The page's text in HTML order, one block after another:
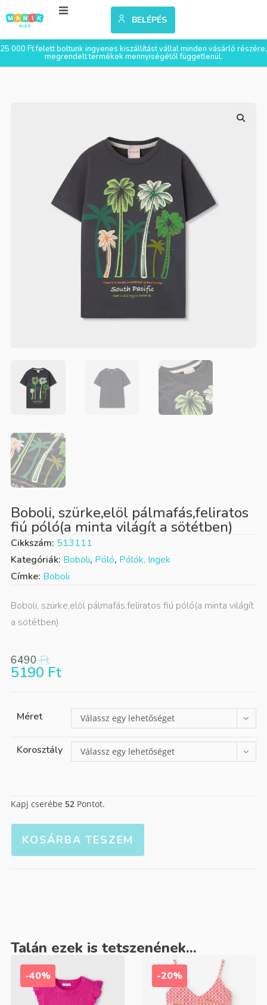
BELÉPÉS
25 000 Ft felett boltunk ingyenes kiszállítást vállal minden vásárló részére,
megrendelt termékek mennyiségétől függetlenül.
Boboli, szürke,elöl pálmafás,feliratos
fiú póló(a minta világít a sötétben)
Cikkszám: 513111
Kategóriák: Boboli, Póló, Pólók, Ingek
Címke: Boboli
Boboli, szürke,elöl pálmafás,feliratos fiú póló(a minta világít
a sötétben)
6490Ft
5190 Ft
Méret Válassz egy lehetőséget
Korosztály Válassz egy lehetőséget
Kapj cserébe 52Pontot.
KOSÁRBA TESZEM
Talán ezek is tetszenének...
-40% -20%